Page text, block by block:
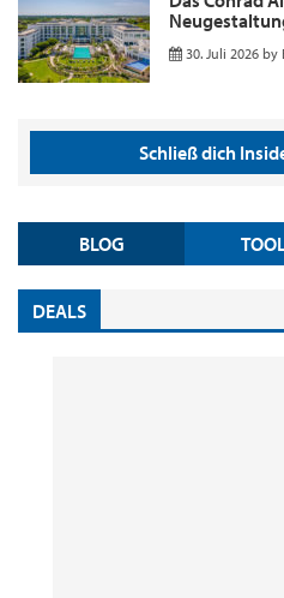
30. Juli 2026 by
Schließ dich
BLOG
DEALS